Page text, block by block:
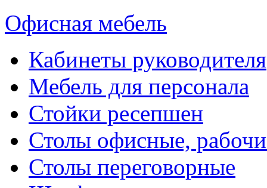
Офисная мебель
Кабинеты руководителя
Мебель для персонала
Стойки ресепшен
Столы офисные,
Столы переговорные